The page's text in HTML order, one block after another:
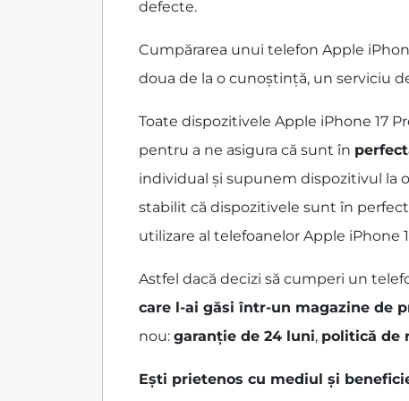
defecte.
Cumpărarea unui telefon Apple
doua de la o cunoștință, un serviciu
Toate dispozitivele Apple iPhone 17
pentru a ne asigura că sunt în
individual și supunem dispozitivul la
stabilit că dispozitivele sunt în
utilizare al telefoanelor Apple iPhone
Astfel dacă decizi să cumperi un
care l-ai găsi într-un magazine de
nou: garanție de 24 luni, politică de
Ești prietenos cu mediul și